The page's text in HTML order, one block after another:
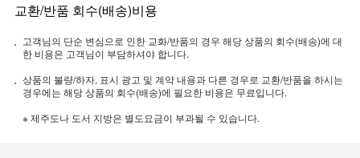
교환/반품 회수(배송)비용
고객님의 단순 변심으로 인한 교화/반품의 경우 해당 상품의 회수(배송)에 대
한 비용은 고객님이 부담하셔야 합니다.
상품의 불량/하자, 표시 광고 및 계약 내용과 다른 경우로 교환/반품을 하시는
경우에는 해당 상품의 회수(배송)에 필요한 비용은 무료입니다.
※ 제주도나 도서 지방은 별도요금이 부과될 수 있습니다.